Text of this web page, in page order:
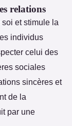
relations
et stimule la
individus
celui des
sociales
sincères et
de la
par une